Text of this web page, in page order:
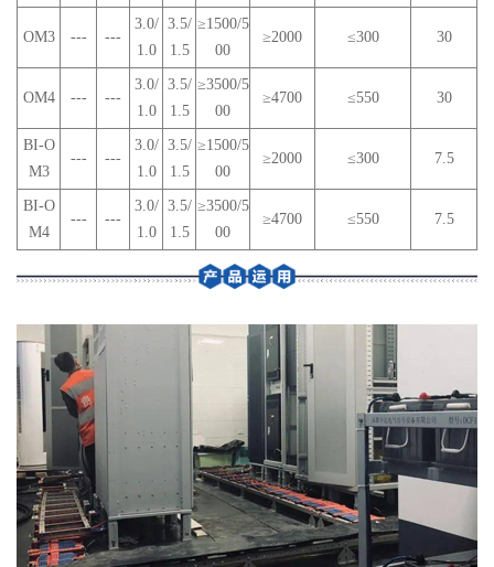
OM3 --- ---
3.0/
1.0
3.5/
1.5
≥1500/5
00
≥2000 ≤300 30
OM4 --- ---
3.0/
1.0
3.5/
1.5
≥3500/5
00
≥4700 ≤550 30
BI-O
M3
--- ---
3.0/
1.0
3.5/
1.5
≥1500/5
00
≥2000 ≤300 7.5
BI-O
M4
--- ---
3.0/
1.0
3.5/
1.5
≥3500/5
00
≥4700 ≤550 7.5